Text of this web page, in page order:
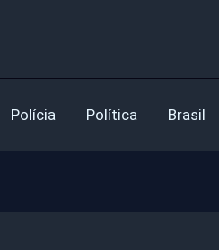
Polícia Política Brasil